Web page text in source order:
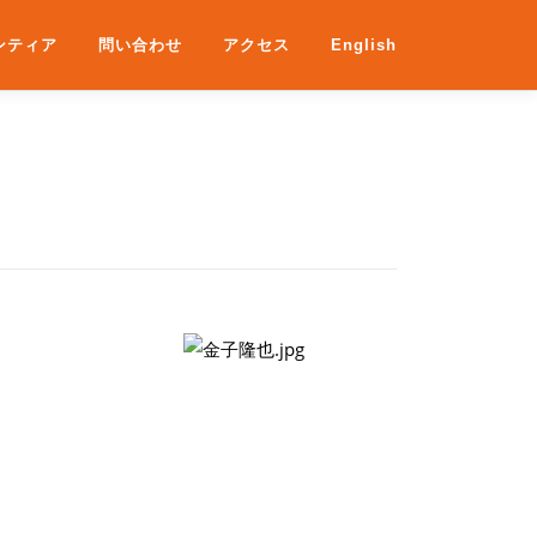
ティア 問い合わせ アクセス English